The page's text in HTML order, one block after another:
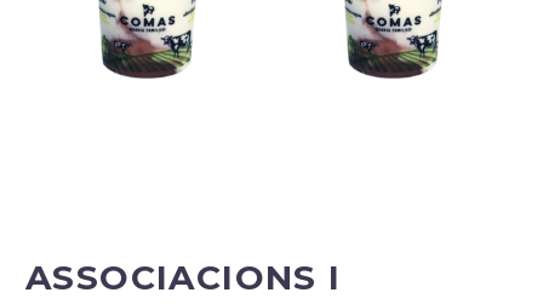
ASSOCIACIONS I